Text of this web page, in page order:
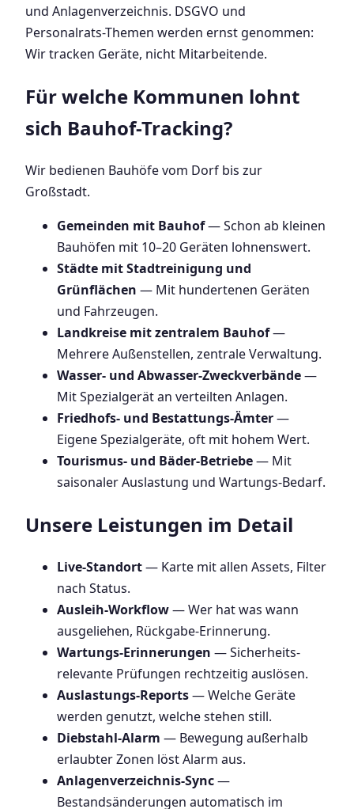
und Anlagenverzeichnis. DSGVO und
Personalrats-Themen werden ernst genommen:
Wir tracken Geräte, nicht Mitarbeitende.
Für welche Kommunen lohnt
sich Bauhof-Tracking?
Wir bedienen Bauhöfe vom Dorf bis zur
Großstadt.
Gemeinden mit Bauhof— Schon ab kleinen
Bauhöfen mit 10–20 Geräten lohnenswert.
Städte mit Stadtreinigung und
Grünflächen — Mit hundertenen Geräten
und Fahrzeugen.
Landkreise mit zentralem Bauhof—
Mehrere Außenstellen, zentrale Verwaltung.
Wasser- und Abwasser-Zweckverbände—
Mit Spezialgerät an verteilten Anlagen.
Friedhofs- und Bestattungs-Ämter—
Eigene Spezialgeräte, oft mit hohem Wert.
Tourismus- und Bäder-Betriebe— Mit
saisonaler Auslastung und Wartungs-Bedarf.
Unsere Leistungen im Detail
Live-Standort— Karte mit allen Assets, Filter
nach Status.
Ausleih-Workflow— Wer hat was wann
ausgeliehen, Rückgabe-Erinnerung.
Wartungs-Erinnerungen — Sicherheits-
relevante Prüfungen rechtzeitig auslösen.
Auslastungs-Reports— Welche Geräte
werden genutzt, welche stehen still.
Diebstahl-Alarm — Bewegung außerhalb
erlaubter Zonen löst Alarm aus.
Anlagenverzeichnis-Sync—
Bestandsänderungen automatisch im